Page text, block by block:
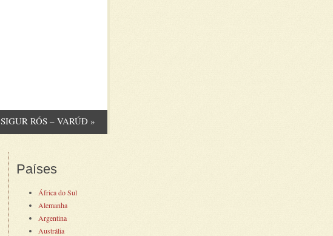
SIGUR RÓS – VARÚÐ »
Países
África do Sul
Alemanha
Argentina
Austrália